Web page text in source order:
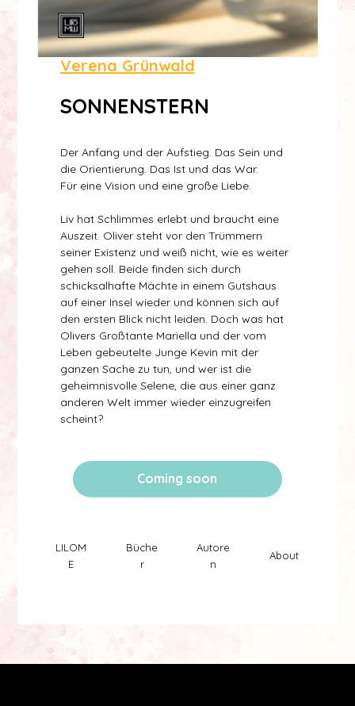
Verena Grünwald
SONNENSTERN
Der Anfang und der Aufstieg. Das Sein und
die Orientierung. Das Ist und das War.
Für eine Vision und eine große Liebe.
Liv hat Schlimmes erlebt und braucht eine
Auszeit. Oliver steht vor den Trümmern
seiner Existenz und weiß nicht, wie es weiter
gehen soll. Beide finden sich durch
schicksalhafte Mächte in einem Gutshaus
auf einer Insel wieder und können sich auf
den ersten Blick nicht leiden. Doch was hat
Olivers Großtante Mariella und der vom
Leben gebeutelte Junge Kevin mit der
ganzen Sache zu tun, und wer ist die
geheimnisvolle Selene, die aus einer ganz
anderen Welt immer wieder einzugreifen
scheint?
Coming soon
LILOM
E
Büche
r
Autore
n
About